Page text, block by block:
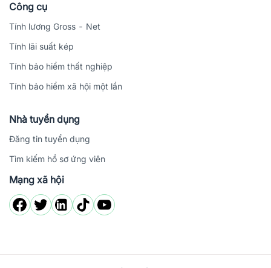
Công cụ
Tính lương Gross - Net
Tính lãi suất kép
Tính bảo hiểm thất nghiệp
Tính bảo hiểm xã hội một lần
Nhà tuyển dụng
Đăng tin tuyển dụng
Tìm kiếm hồ sơ ứng viên
Mạng xã hội